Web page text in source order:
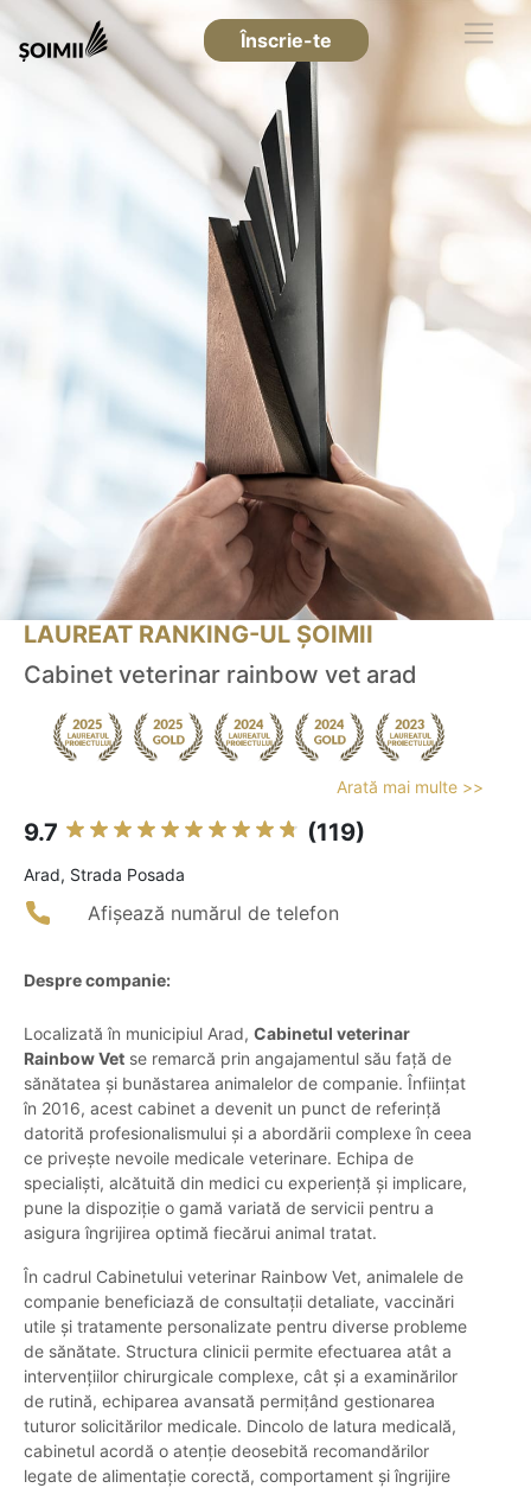
Înscrie-te
LAUREAT RANKING-UL ȘOIMII
Cabinet veterinar rainbow vet arad
Arată mai multe >>
9.7 (119)
Arad, Strada Posada
Afișează numărul de telefon
Despre companie:
Localizată în municipiul Arad, Cabinetul veterinar
Rainbow Vet se remarcă prin angajamentul său față de
sănătatea și bunăstarea animalelor de companie. Înființat
în 2016, acest cabinet a devenit un punct de referință
datorită profesionalismului și a abordării complexe în ceea
ce privește nevoile medicale veterinare. Echipa de
specialiști, alcătuită din medici cu experiență și implicare,
pune la dispoziție o gamă variată de servicii pentru a
asigura îngrijirea optimă fiecărui animal tratat.
În cadrul Cabinetului veterinar Rainbow Vet, animalele de
companie beneficiază de consultații detaliate, vaccinări
utile și tratamente personalizate pentru diverse probleme
de sănătate. Structura clinicii permite efectuarea atât a
intervențiilor chirurgicale complexe, cât și a examinărilor
de rutină, echiparea avansată permițând gestionarea
tuturor solicitărilor medicale. Dincolo de latura medicală,
cabinetul acordă o atenție deosebită recomandărilor
legate de alimentație corectă, comportament și îngrijire